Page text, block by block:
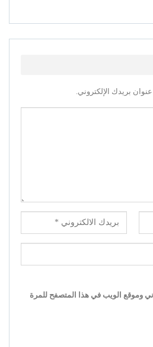
بريدك الإلكتروني.
وموقع الويب في هذا المتصفح للمرة